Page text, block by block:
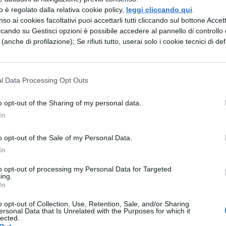
è regolato dalla relativa cookie policy, leggi cliccando qui
ai cookies facoltativi puoi accettarli tutti cliccando sul bottone
su Gestisci opzioni è possibile accedere al pannello di controllo
di profilazione); Se rifiuti tutto, userai solo i cookie tecnici di
Data Processing Opt Outs
opt-out of the Sharing of my personal data.
opt-out of the Sale of my Personal Data.
opt-out of processing my Personal Data for Targeted
opt-out of Collection, Use, Retention, Sale, and/or Sharing
Data that Is Unrelated with the Purposes for which it
dall’altra lo scriptorium, la sala capitolare e il
a dormitorio comune dei monaci; gli altri
servizio per lo svolgimento dei lavori manuali
della produzione di manufatti, lavori
di frati conversi (ovvero sono persone che, pur
il mondo dei laici).
dall’arte gotica; infatti all’origine dei
finestre lungo il perimetro murario, con la